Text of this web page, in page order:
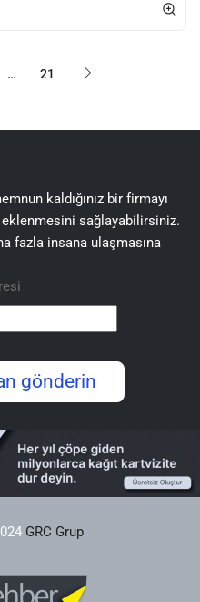
… 21
kaldığınız bir firmayı
eklenmesini sağlayabilirsiniz.
fazla insana ulaşmasına
gönderin
GRC Grup